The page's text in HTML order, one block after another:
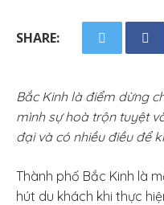
SHARE:
Bắc Kinh là điểm dừng
mình sự hoà trộn tuyệt
đại và có nhiều điều để
Thành phố Bắc Kinh là
hút du khách khi thực